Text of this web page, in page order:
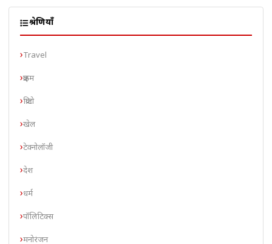
श्रेणियाँ
Travel
क्राइम
क्रिप्टो
खेल
टेक्नोलॉजी
देश
धर्म
पॉलिटिक्स
मनोरंजन